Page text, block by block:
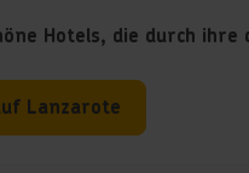
Hotels, die durch
Lanzarote